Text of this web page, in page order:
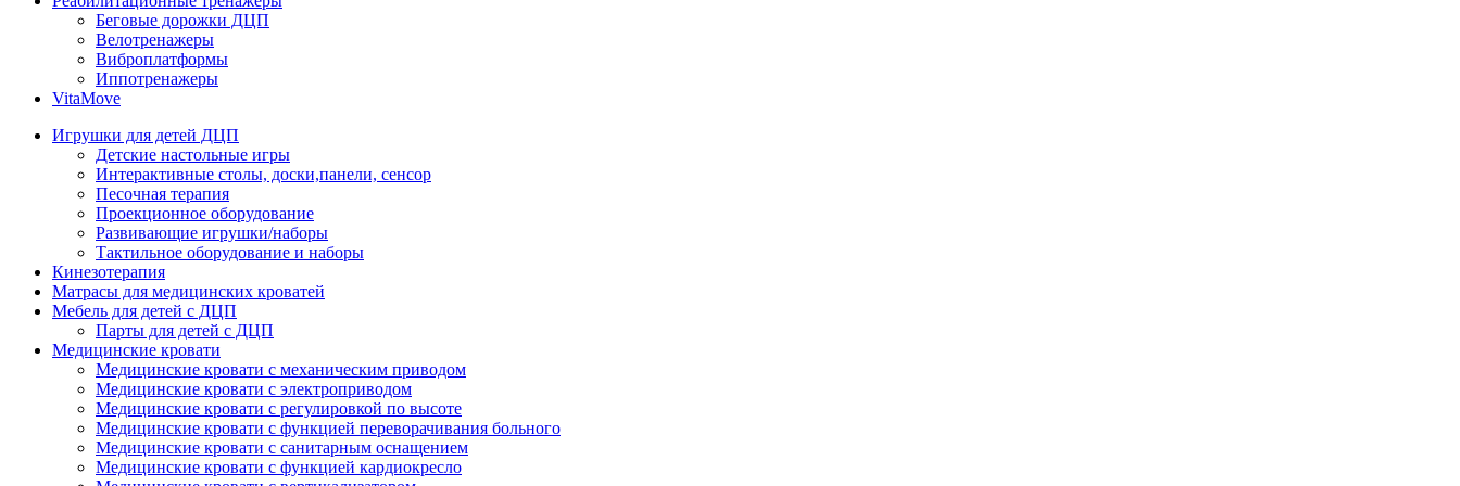
Беговые дорожки ДЦП
Велотренажеры
Виброплатформы
Иппотренажеры
VitaMove
Игрушки для детей ДЦП
Детские настольные игры
Интерактивные столы, доски,панели, сенсор
Песочная терапия
Проекционное оборудование
Развивающие игрушки/наборы
Тактильное оборудование и наборы
Кинезотерапия
Матрасы для медицинских кроватей
Мебель для детей с ДЦП
Парты для детей с ДЦП
Медицинские кровати
Медицинские кровати с механическим приводом
Медицинские кровати с электроприводом
Медицинские кровати с регулировкой по высоте
Медицинские кровати с функцией переворачивания больного
Медицинские кровати с санитарным оснащением
Медицинские кровати с функцией кардиокресло